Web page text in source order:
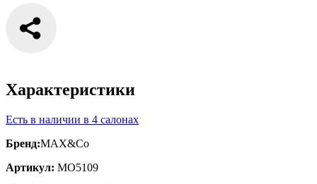
Характеристики
Есть в наличии в 4 салонах
Бренд:MAX&Co
Артикул: MO5109